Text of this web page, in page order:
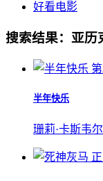
好看电影
搜索结果： 亚历
半年快乐
珊莉·卡斯韦尔